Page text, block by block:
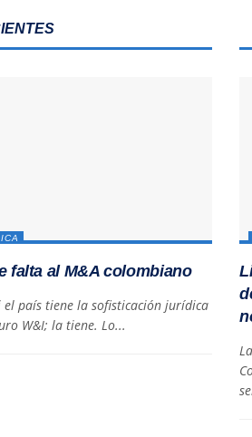
falta al M&A colombiano
el país tiene la sofisticación jurídica
W&I; la tiene. Lo...